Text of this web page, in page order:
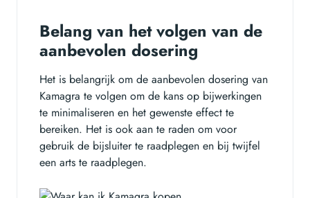
Belang van het volgen van de
aanbevolen dosering
Het is belangrijk om de aanbevolen dosering van
Kamagra te volgen om de kans op bijwerkingen
te minimaliseren en het gewenste effect te
bereiken. Het is ook aan te raden om voor
gebruik de bijsluiter te raadplegen en bij twijfel
een arts te raadplegen.